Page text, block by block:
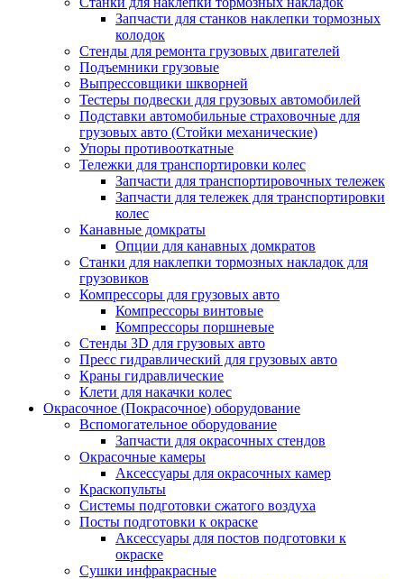
Запчасти для станков наклепки тормозных
колодок
Стенды для ремонта грузовых двигателей
Подъемники грузовые
Выпрессовщики шкворней
Тестеры подвески для грузовых автомобилей
Подставки автомобильные страховочные для
грузовых авто (Стойки механические)
Упоры противооткатные
Тележки для транспортировки колес
Запчасти для транспортировочных тележек
Запчасти для тележек для транспортировки
колес
Канавные домкраты
Опции для канавных домкратов
Станки для наклепки тормозных накладок для
грузовиков
Компрессоры для грузовых авто
Компрессоры винтовые
Компрессоры поршневые
Стенды 3D для грузовых авто
Пресс гидравлический для грузовых авто
Краны гидравлические
Клети для накачки колес
Окрасочное (Покрасочное) оборудование
Вспомогательное оборудование
Запчасти для окрасочных стендов
Окрасочные камеры
Аксессуары для окрасочных камер
Краскопульты
Системы подготовки сжатого воздуха
Посты подготовки к окраске
Аксессуары для постов подготовки к
окраске
Сушки инфракрасные